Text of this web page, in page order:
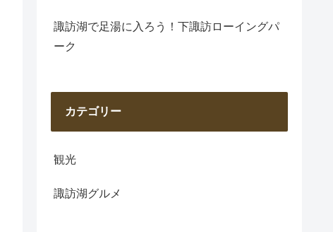
諏訪湖で足湯に入ろう！下諏訪ローイングパ
ーク
カテゴリー
観光
諏訪湖グルメ